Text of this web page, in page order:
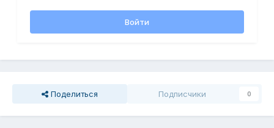
Войти
Поделиться Подписчики 0